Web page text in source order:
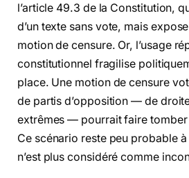
l’article 49.3 de la Constitution,
d’un texte sans vote, mais
motion de censure. Or, l’usage
constitutionnel fragilise
place. Une motion de censure
de partis d’opposition — de
extrêmes — pourrait faire tomber
Ce scénario reste peu probable
n’est plus considéré comme